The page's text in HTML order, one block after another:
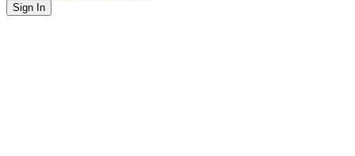
Sign In